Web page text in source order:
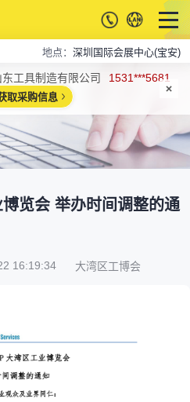
地点： 深圳国际会展中心(宝安)
东工具制造有限公司 1531***5681
取采购信息
览会 举办时间调整的通
16:19:34 大湾区工博会